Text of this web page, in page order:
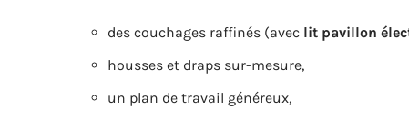
des couchages raffinés (avec lit pavillon
housses et draps sur-mesure,
un plan de travail généreux,